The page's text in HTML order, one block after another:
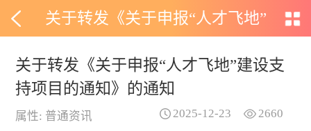
关于转发《关于申报“人才飞地”
建设支持项目的通知》的通知
关于转发《关于申报“人才飞地”建设支
持项目的通知》的通知
属性: 普通资讯 2660
2025-12-23